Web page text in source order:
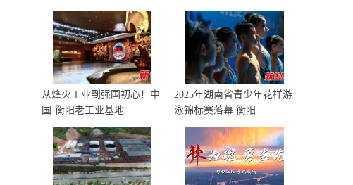
从烽火工业到强国初心！中
国·衡阳老工业基地
2025年湖南省青少年花样游
泳锦标赛落幕 衡阳